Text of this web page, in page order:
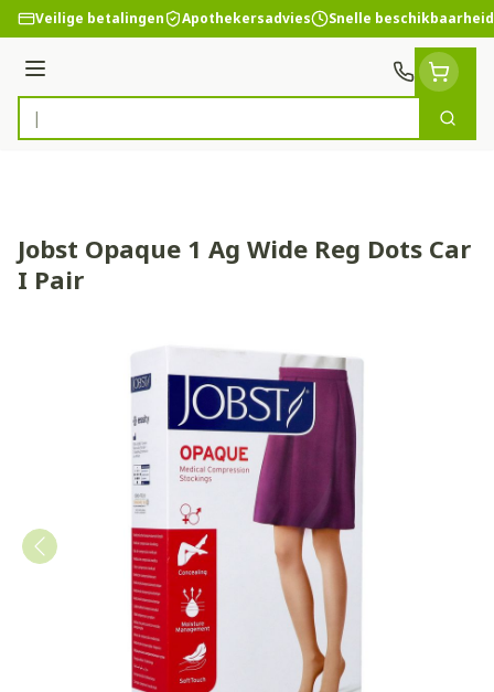
Ga naar de inhoud
Veilige betalingen Apothekersadvies Snelle beschikbaarheid
Menu
Product, merk, categorie...
Zoek
Jobst Opaque 1 Ag Wide Reg Dots Car
I Pair